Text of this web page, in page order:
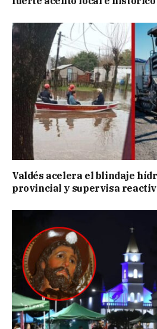
Valdés acelera el blindaje
provincial y supervisa